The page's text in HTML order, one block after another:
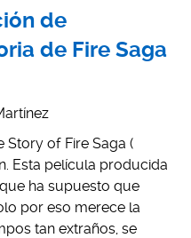
de
de Fire Saga
Story of Fire Saga (
Esta película producida
ha supuesto que
por eso merece la
tan extraños, se